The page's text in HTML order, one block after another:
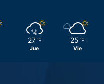
27 ℃
Jue
25 ℃
Vie